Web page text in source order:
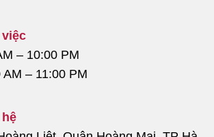
– 10:00 PM
– 11:00 PM